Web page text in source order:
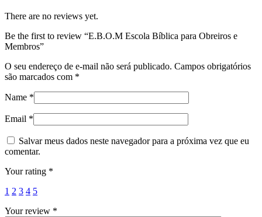
There are no reviews yet.
Be the first to review “E.B.O.M Escola Bíblica para Obreiros e
Membros”
O seu endereço de e-mail não será publicado. Campos obrigatórios
são marcados com *
Name *
Email *
Salvar meus dados neste navegador para a próxima vez que eu
comentar.
Your rating *
1 2 3 4 5
Your review *